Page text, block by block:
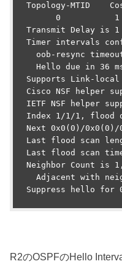
Topology-MTID
0
Transmit Delay is
Timer intervals
oob-resync
Hello due in 36
Supports Link-local
Cisco NSF helper
IETF NSF helper
Index 1/1/1, flood
Next 0x0(0)/0x0(0)/
Last flood scan
Last flood scan
Neighbor Count is
Adjacent with
Suppress hello for
R2のOSPFのHello